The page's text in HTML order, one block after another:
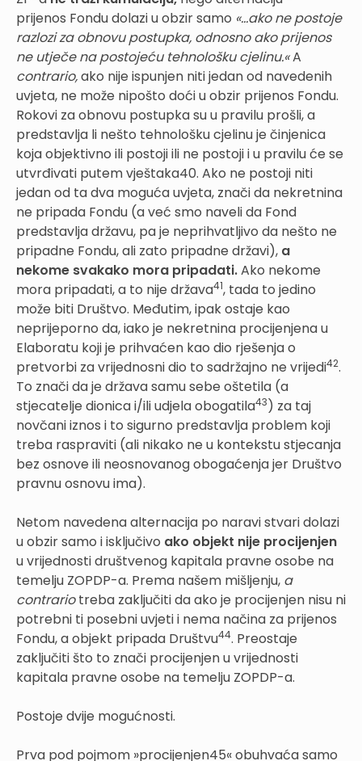
prijenos Fondu dolazi u obzir samo «...ako ne postoje
razlozi za obnovu postupka, odnosno ako prijenos
ne utječe na postojeću tehnološku cjelinu.«A
contrario,ako nije ispunjen niti jedan od navedenih
uvjeta, ne može nipošto doći u obzir prijenos Fondu.
Rokovi za obnovu postupka su u pravilu prošli, a
predstavlja li nešto tehnološku cjelinu je činjenica
koja objektivno ili postoji ili ne postoji i u pravilu će se
utvrđivati putem vještaka40. Ako ne postoji niti
jedan od ta dva moguća uvjeta, znači da nekretnina
ne pripada Fondu (a već smo naveli da Fond
predstavlja državu, pa je neprihvatljivo da nešto ne
pripadne Fondu, ali zato pripadne državi), a
nekome svakako mora pripadati.Ako nekome
mora pripadati, a to nije država41, tada to jedino
može biti Društvo. Međutim, ipak ostaje kao
neprijeporno da, iako je nekretnina procijenjena u
Elaboratu koji je prihvaćen kao dio rješenja o
pretvorbi za vrijednosni dio to sadržajno ne vrijedi42.
To znači da je država samu sebe oštetila (a
stjecatelje dionica i/ili udjela obogatila43) za taj
novčani iznos i to sigurno predstavlja problem koji
treba raspraviti (ali nikako ne u kontekstu stjecanja
bez osnove ili neosnovanog obogaćenja jer Društvo
pravnu osnovu ima).
Netom navedena alternacija po naravi stvari dolazi
u obzir samo i isključivo ako objekt nije procijenjen
u vrijednosti društvenog kapitala pravne osobe na
temelju ZOPDP-a. Prema našem mišljenju, a
contrariotreba zaključiti da ako je procijenjen nisu ni
potrebni ti posebni uvjeti i nema načina za prijenos
Fondu, a objekt pripada Društvu44. Preostaje
zaključiti što to znači procijenjen u vrijednosti
kapitala pravne osobe na temelju ZOPDP-a.
Postoje dvije mogućnosti.
Prva pod pojmom »procijenjen45« obuhvaća samo